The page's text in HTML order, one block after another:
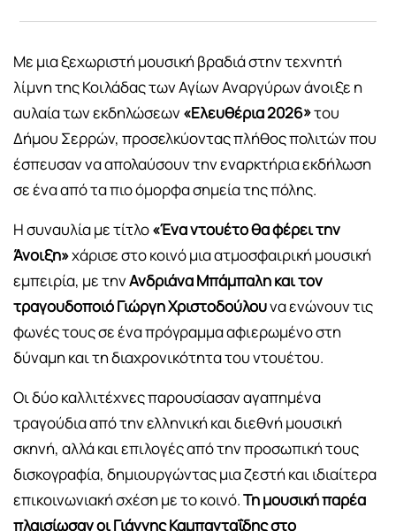
Με μια ξεχωριστή μουσική βραδιά στην τεχνητή
λίμνη της Κοιλάδας των Αγίων Αναργύρων άνοιξε η
αυλαία των εκδηλώσεων «Ελευθέρια 2026»του
Δήμου Σερρών, προσελκύοντας πλήθος πολιτών που
έσπευσαν να απολαύσουν την εναρκτήρια εκδήλωση
σε ένα από τα πιο όμορφα σημεία της πόλης.
Η συναυλία με τίτλο«Ένα ντουέτο θα φέρει την
Άνοιξη»χάρισε στο κοινό μια ατμοσφαιρική μουσική
εμπειρία, με τηνΑνδριάνα Μπάμπαλη και τον
τραγουδοποιό Γιώργη Χριστοδούλουνα ενώνουν τις
φωνές τους σε ένα πρόγραμμα αφιερωμένο στη
δύναμη και τη διαχρονικότητα του ντουέτου.
Οι δύο καλλιτέχνες παρουσίασαν αγαπημένα
τραγούδια από την ελληνική και διεθνή μουσική
σκηνή, αλλά και επιλογές από την προσωπική τους
δισκογραφία, δημιουργώντας μια ζεστή και ιδιαίτερα
επικοινωνιακή σχέση με το κοινό.Τη μουσική παρέα
πλαισίωσαν οι Γιάννης Καμπανταΐδης στο